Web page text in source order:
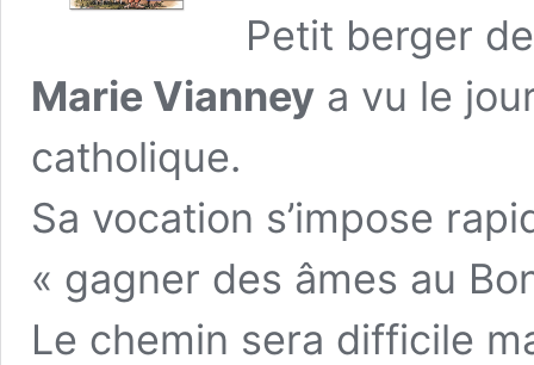
Petit berger
Marie Vianney a vu le
catholique.
Sa vocation s’impose
« gagner des âmes au
Le chemin sera difficile